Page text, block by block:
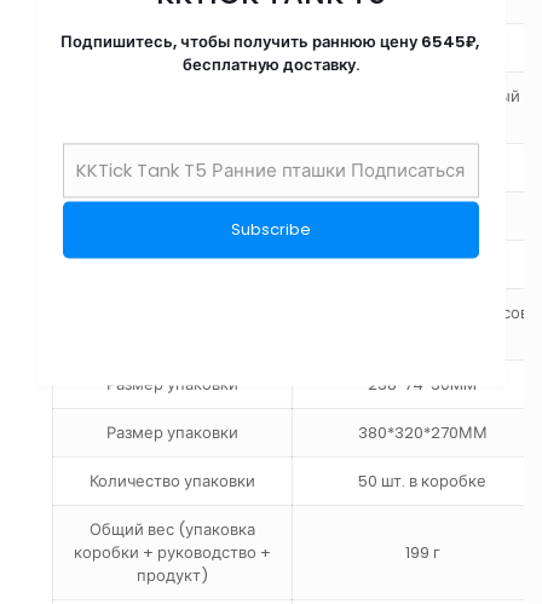
Разрешение экрана 320*384
Цветной полноэкранный
Общая длина браслета 270 мм
Размер корпуса 49*43*11,5
Ширина ремешка для часов:
Размер упаковки 238*74*30MM
Размер упаковки 380*320*270ММ
Количество упаковки 50 шт. в коробке
Общий вес (упаковка
коробки + руководство +
продукт)
199 г
Подпишитесь, чтобы получить раннюю цену 6545₽,
бесплатную доставку.